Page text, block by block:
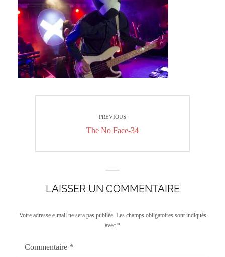
PREVIOUS
Previous
The No Face-34
LAISSER UN COMMENTAIRE
Votre adresse e-mail ne sera pas publiée. Les champs obligatoires sont indiqués
avec *
Commentaire *